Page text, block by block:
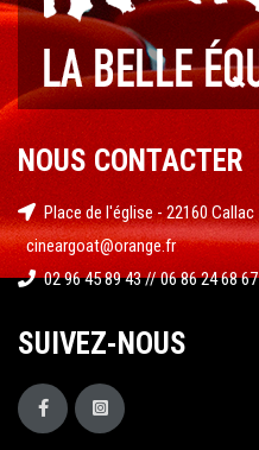
NOUS CONTACTER
Place de l'église - 22160 Callac
cineargoat@orange.fr
02 96 45 89 43 // 06 86 24 68 67
SUIVEZ-NOUS